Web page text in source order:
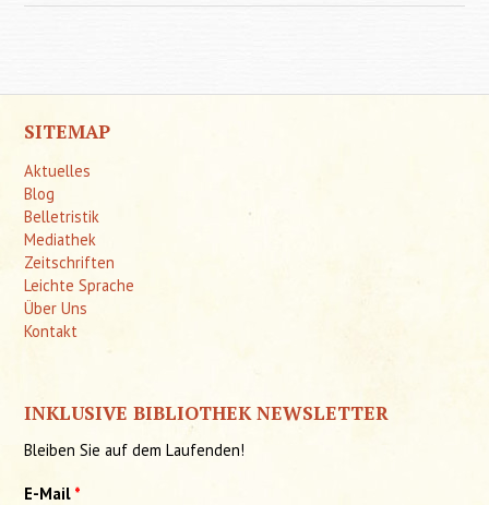
SITEMAP
Aktuelles
Blog
Belletristik
Mediathek
Zeitschriften
Leichte Sprache
Über Uns
Kontakt
INKLUSIVE BIBLIOTHEK NEWSLETTER
Bleiben Sie auf dem Laufenden!
E-Mail *